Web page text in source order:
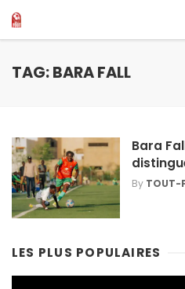
TAG: BARA FALL
Bara
By TOUT-
LES PLUS POPULAIRES